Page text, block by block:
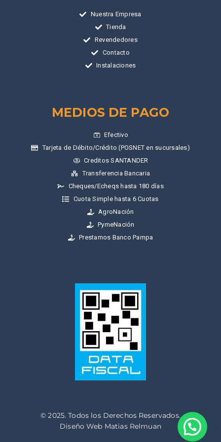
Nuestra Empresa
Tienda
Revendedores
Contacto
Instalaciones
MEDIOS DE PAGO
Efectivo
Tarjeta de Débito/Crédito (POSNET en sucursales)
Creditos SANTANDER
Transferencia Bancaria
Cheques/Echeqs hasta 180 días
Cuota Simple hasta 6 Cuotas
AgroNación
PymeNación
Prestamos Banco Pampa
© 2025. Todos los Derechos Reservados.
Diseño Web Matias Relmuan